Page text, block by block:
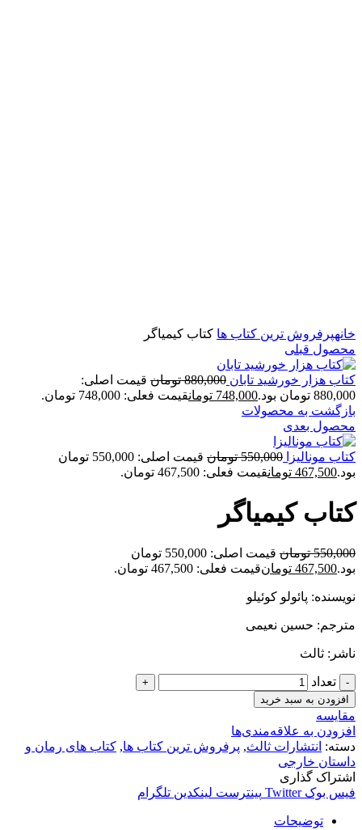
خانهپرفروش ترین کتاب ها کتاب کیمیاگر
محصول قبلی
کتاب هزار خورشید تابان 880,000 تومان قیمت اصلی:
880,000 تومان بود.
748,000 تومانقیمت فعلی: 748,000 تومان.
بازگشت به محصولات
محصول بعدی
کتاب مونالیزا 550,000 تومان
قیمت اصلی: 550,000 تومان
بود.467,500 تومانقیمت فعلی: 467,500 تومان.
کتاب کیمیاگر
550,000 تومان
قیمت اصلی: 550,000 تومان
بود.467,500 تومانقیمت فعلی: 467,500 تومان.
نویسنده: پائولو کوئیلو
مترجم: حسین نعیمی
ناشر: ثالث
تعداد
افزودن به سبد خرید
مقایسه
افزودن به علاقه‌مندی‌ها
دسته: انتشارات ثالث, پرفروش ترین کتاب ها, کتاب های رمان و
داستان خارجی
اشتراک گذاری
فیس بوک Twitter پینترست لینکدین تلگرام
توضیحات